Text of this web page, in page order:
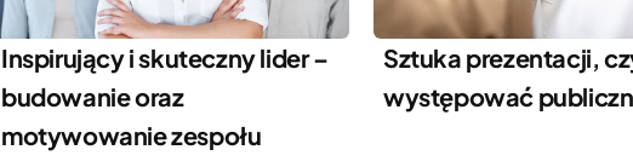
Inspirujący i skuteczny lider –
budowanie oraz
motywowanie zespołu
Sztuka prezentacji,
występować